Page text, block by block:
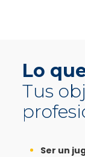
Lo
Tus
Ser un